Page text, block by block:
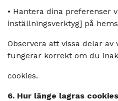
• Hantera dina preferenser
inställningsverktyg] på
Observera att vissa delar
fungerar korrekt om du
cookies.
6. Hur länge lagras